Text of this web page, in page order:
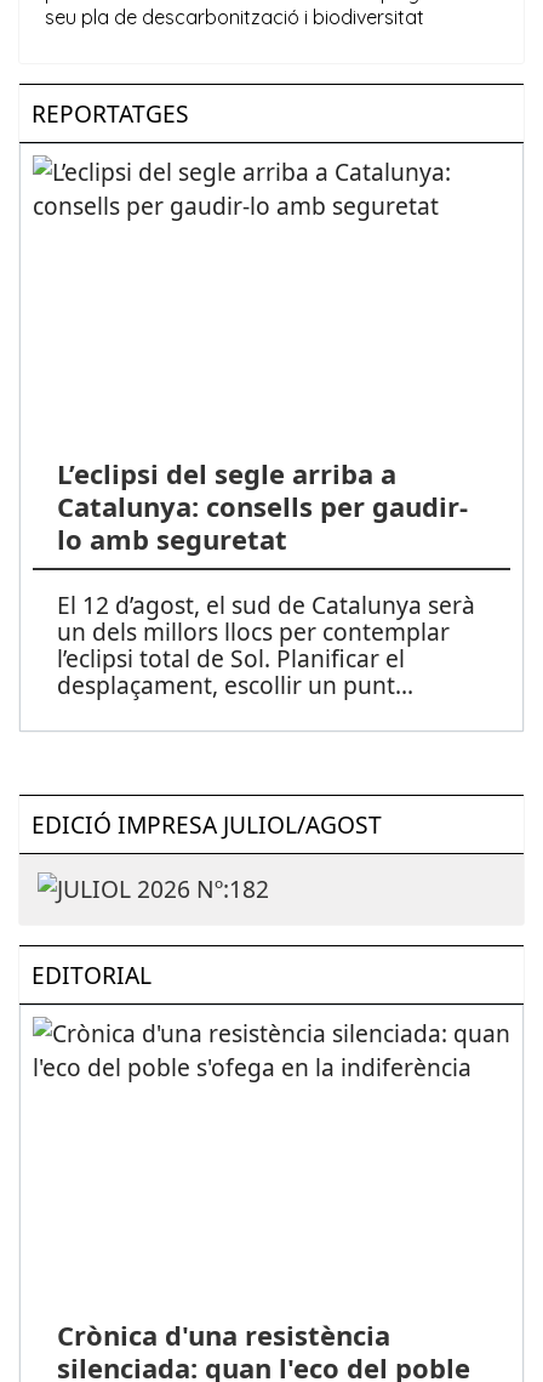
REPORTATGES
L’eclipsi del segle arriba a
Catalunya: consells per gaudir-
lo amb seguretat
El 12 d’agost, el sud de Catalunya serà
un dels millors llocs per contemplar
l’eclipsi total de Sol. Planificar el
desplaçament, escollir un punt...
EDICIÓ IMPRESA JULIOL/AGOST
EDITORIAL
Crònica d'una resistència
silenciada: quan l'eco del poble